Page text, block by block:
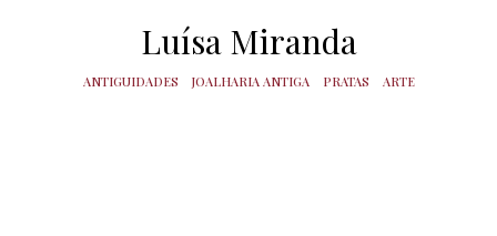
Luísa Miranda
ANTIGUIDADES JOALHARIA ANTIGA PRATAS ARTE